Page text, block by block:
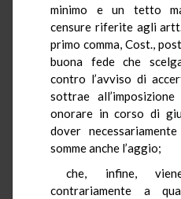
minimo e un tetto
censure riferite agli
primo comma, Cost.,
buona fede che
contro l’avviso di
sottrae
onorare in corso di
dover
somme anche l’aggio;
che, infine,
contrariamente a